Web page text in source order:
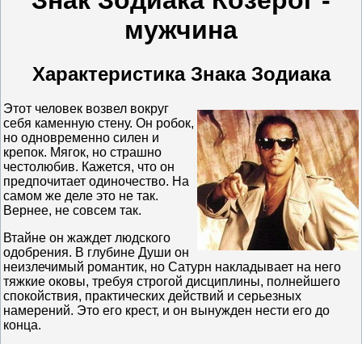
мужчина
Характеристика Знака Зодиака
Этот человек возвел вокруг
себя каменную стену. Он робок,
но одновременно силен и
крепок. Мягок, но страшно
честолюбив. Кажется, что он
предпочитает одиночество. На
самом же деле это не так.
Вернее, не совсем так.
Втайне он жаждет людского
одобрения. В глубине Души он
неизлечимый романтик, но Сатурн накладывает на него
тяжкие оковы, требуя строгой дисциплины, полнейшего
спокойствия, практических действий и серьезных
намерений. Это его крест, и он вынужден нести его до
конца.